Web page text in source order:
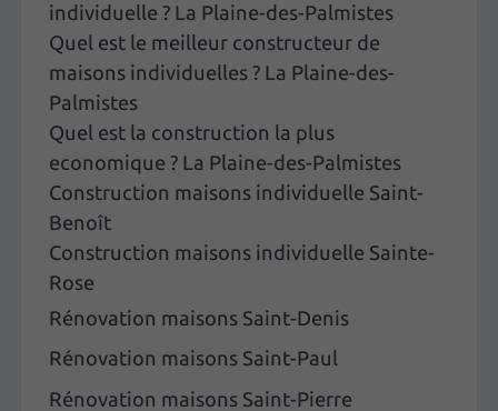
individuelle ? La Plaine-des-Palmistes
Quel est le meilleur constructeur de
maisons individuelles ? La Plaine-des-
Palmistes
Quel est la construction la plus
economique ? La Plaine-des-Palmistes
Construction maisons individuelle Saint-
Benoît
Construction maisons individuelle Sainte-
Rose
Rénovation maisons Saint-Denis
Rénovation maisons Saint-Paul
Rénovation maisons Saint-Pierre